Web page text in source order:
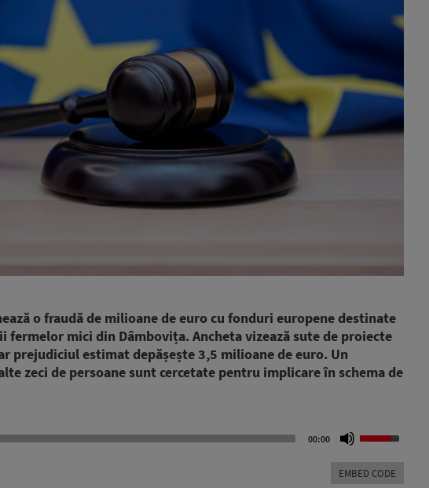
o fraudă de milioane de euro cu fonduri europene destinate
mici din Dâmbovița. Ancheta vizează sute de proiecte
prejudiciul estimat depășește 3,5 milioane de euro. Un
zeci de persoane sunt cercetate pentru implicare în schema de
00:00
Up/Down
keys
EMBED CODE